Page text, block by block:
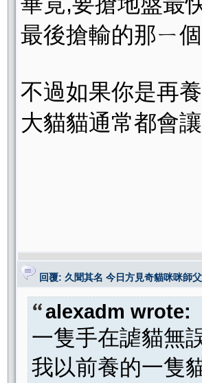
最後搶輸的那ㄧ
不過如果你是再
大貓貓通常都會
回覆: 久聞其名 今日方見奇貓咪咪師
alexadm wrote:
一隻手在謔貓無
我以前養的一隻